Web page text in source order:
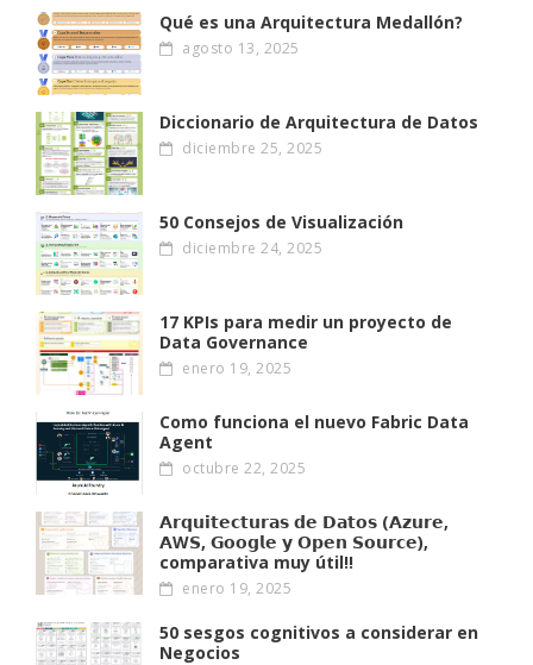
Qué es una Arquitectura Medallón?
agosto 13, 2025
Diccionario de Arquitectura de Datos
diciembre 25, 2025
50 Consejos de Visualización
diciembre 24, 2025
17 KPIs para medir un proyecto de
Data Governance
enero 19, 2025
Como funciona el nuevo Fabric Data
Agent
octubre 22, 2025
𝗔𝗿𝗾𝘂𝗶𝘁𝗲𝗰𝘁𝘂𝗿𝗮𝘀 𝗱𝗲 𝗗𝗮𝘁𝗼𝘀 (𝗔𝘇𝘂𝗿𝗲,
𝗔W𝗦, 𝗚𝗼𝗼𝗴𝗹𝗲 𝘆 𝗢𝗽𝗲𝗻 𝗦𝗼𝘂𝗿𝗰𝗲),
comparativa muy útil!!
enero 19, 2025
50 sesgos cognitivos a considerar en
Negocios